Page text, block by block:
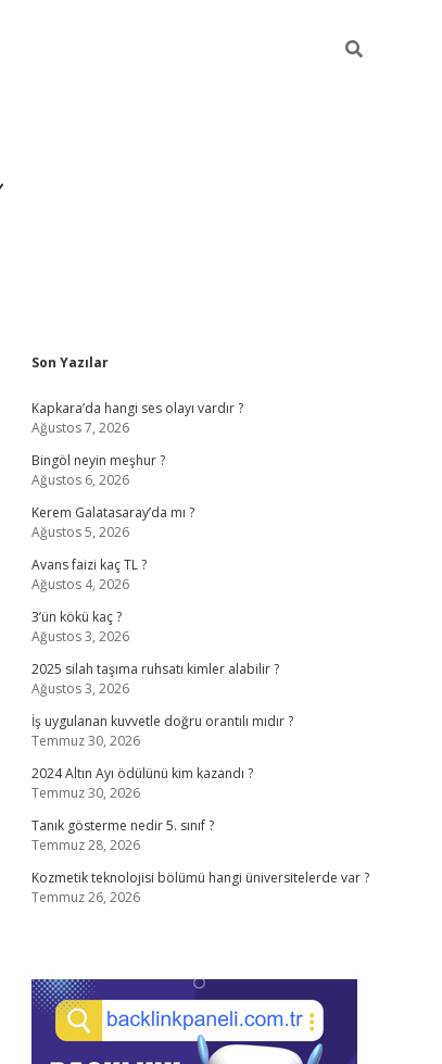
Sidebar
Son Yazılar
Kapkara’da hangi ses olayı vardır ?
Ağustos 7, 2026
Bingöl neyin meşhur ?
Ağustos 6, 2026
Kerem Galatasaray’da mı ?
Ağustos 5, 2026
Avans faizi kaç TL ?
Ağustos 4, 2026
3’ün kökü kaç ?
Ağustos 3, 2026
2025 silah taşıma ruhsatı kimler alabilir ?
Ağustos 3, 2026
İş uygulanan kuvvetle doğru orantılı mıdır ?
Temmuz 30, 2026
2024 Altın Ayı ödülünü kim kazandı ?
Temmuz 30, 2026
Tanık gösterme nedir 5. sınıf ?
Temmuz 28, 2026
Kozmetik teknolojisi bölümü hangi üniversitelerde var ?
Temmuz 26, 2026